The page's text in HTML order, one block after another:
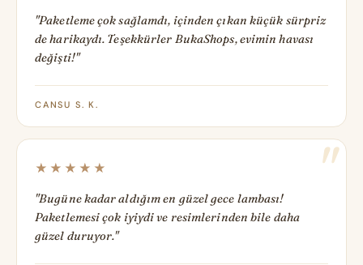
"Paketleme çok sağlamdı, içinden çıkan küçük sürpriz
de harikaydı. Teşekkürler BukaShops, evimin havası
değişti!"
CANSU S. K.
★★★★★
"Bugüne kadar aldığım en güzel gece lambası!
Paketlemesi çok iyiydi ve resimlerinden bile daha
güzel duruyor."